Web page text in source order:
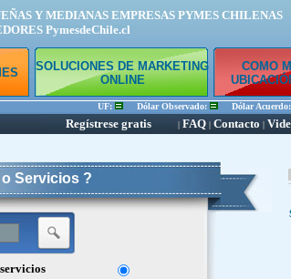
Y MEDIANAS EMPRESAS PYMES CHILENAS
PymesdeChile.cl
SOLUCIONES DE MARKETING
ONLINE
COMO
UF: Dólar Observado: Dólar Acuerdo:
Regístrese gratis | FAQ | Contacto |
Servicios ?